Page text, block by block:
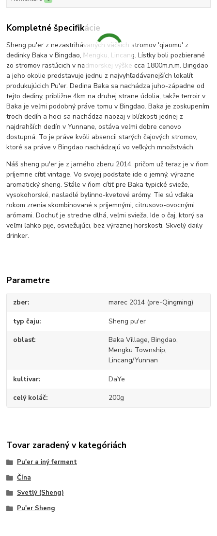
Kompletné špecifikácie
Sheng pu'er z nezastrihávaných väčších stromov 'qiaomu' z
dedinky Baka v Bingdao, Mengku, Lincang. Lístky boli pozbierané
zo stromov rastúcich v nadmorskej výške cca 1800m.n.m. Bingdao
a jeho okolie predstavuje jednu z najvyhľadávanejších lokalít
produkujúcich Pu'er. Dedina Baka sa nachádza juho-západne od
tejto dediny, približne 4km na druhej strane údolia, takže terroir v
Baka je veľmi podobný práve tomu v Bingdao. Baka je zoskupením
troch dedín a hoci sa nachádza naozaj v blízkosti jednej z
najdrahších dedín v Yunnane, ostáva veľmi dobre cenovo
dostupná. To je práve kvôli absencii starých čajových stromov,
ktoré sa práve v Bingdao nachádzajú vo veľkých množstvách.
Náš sheng pu'er je z jarného zberu 2014, pričom už teraz je v ňom
príjemne cítiť vintage. Vo svojej podstate ide o jemný, výrazne
aromatický sheng. Stále v ňom cítiť pre Baka typické svieže,
vysokohorské, nasladlé bylinno-kvetové arómy. Tie sú vďaka
rokom zrenia skombinované s príjemnými, citrusovo-ovocnými
arómami. Dochuť je stredne dlhá, veľmi svieža. Ide o čaj, ktorý sa
veľmi ľahko pije, osviežujúci, bez výraznej horskosti. Skvelý daily
drinker.
Parametre
zber marec 2014 (pre-Qingming)
typ čaju Sheng pu'er
oblasť
Baka Village, Bingdao,
Mengku Township,
Lincang/Yunnan
kultivar DaYe
celý koláč 200g
Tovar zaradený v kategóriách
Pu'er a iný ferment
Čína
Svetlý (Sheng)
Pu'er Sheng